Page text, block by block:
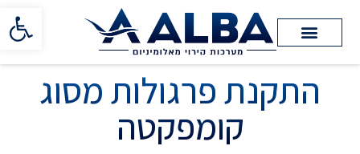
פתח
התקנת פרגולות מסוג
קומפקטה